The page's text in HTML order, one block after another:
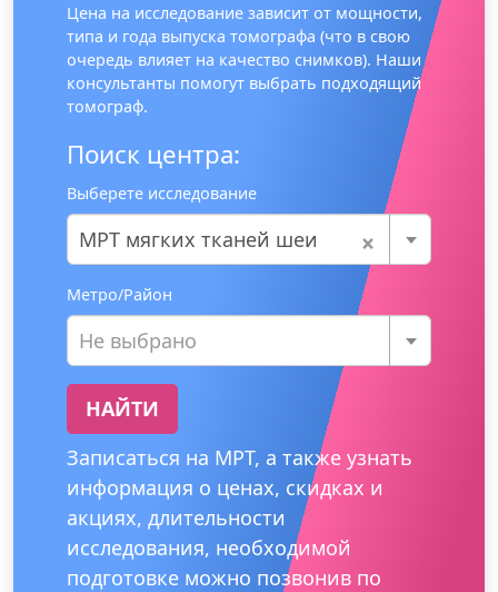
Цена на исследование зависит от мощности,
типа и года выпуска томографа (что в свою
очередь влияет на качество снимков). Наши
консультанты помогут выбрать подходящий
томограф.
Поиск центра:
Выберете исследование
×
МРТ мягких тканей шеи
Метро/Район
Не выбрано
НАЙТИ
Записаться на МРТ, а также узнать
информация о ценах, скидках и
акциях, длительности
исследования, необходимой
подготовке можно позвонив по